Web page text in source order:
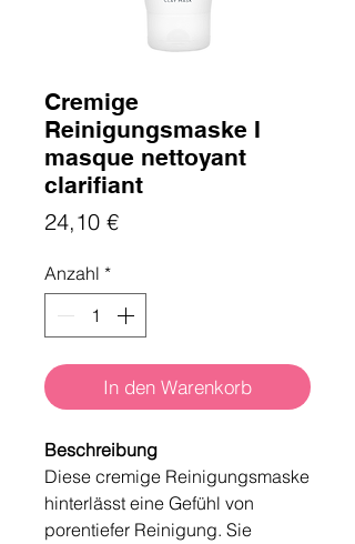
Cremige
Reinigungsmaske I
masque nettoyant
clarifiant
24,10 €Preis
Anzahl *
In den Warenkorb
Beschreibung
Diese cremige Reinigungsmaske
hinterlässt eine Gefühl von
porentiefer Reinigung. Sie